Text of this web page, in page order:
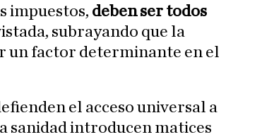
impuestos, deben ser todos
subrayando que la
un factor determinante en el
el acceso universal a
sanidad introducen matices